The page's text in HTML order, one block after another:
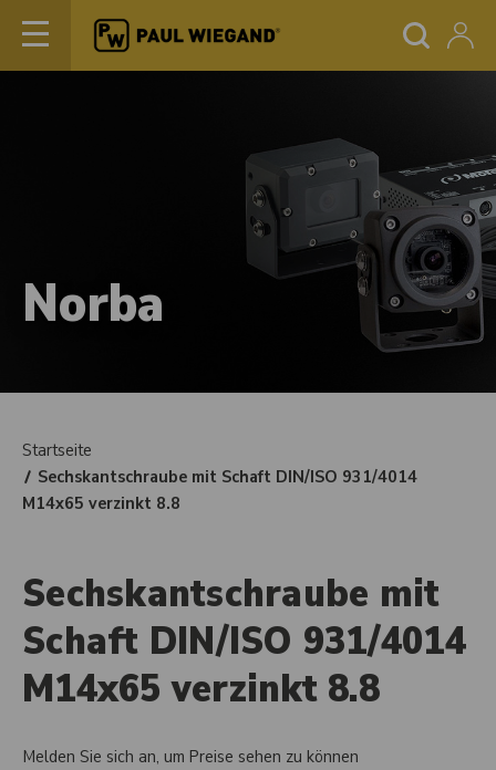
Norba
Startseite
Sechskantschraube mit Schaft DIN/ISO 931/4014
M14x65 verzinkt 8.8
Sechskantschraube mit
Schaft DIN/ISO 931/4014
M14x65 verzinkt 8.8
Melden Sie sich an, um Preise sehen zu können